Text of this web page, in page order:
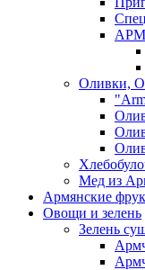
Оливки,
Мед из
Армянские
Овощи и зелень
Зелень